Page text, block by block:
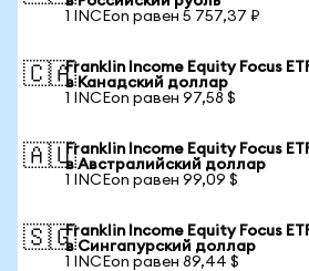
1 INCEon равен 5 757,37 ₽
🇨🇦Franklin Income Equity Focus
в Канадский доллар
1 INCEon равен 97,58 $
🇦🇺Franklin Income Equity Focus
в Австралийский доллар
1 INCEon равен 99,09 $
🇸🇬Franklin Income Equity Focus
в Сингапурский доллар
1 INCEon равен 89,44 $